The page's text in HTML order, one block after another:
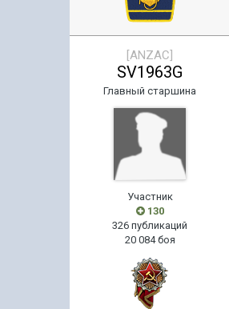
[ANZAC]
SV1963G
Главный старшина
Участник
130
326 публикаций
20 084 боя